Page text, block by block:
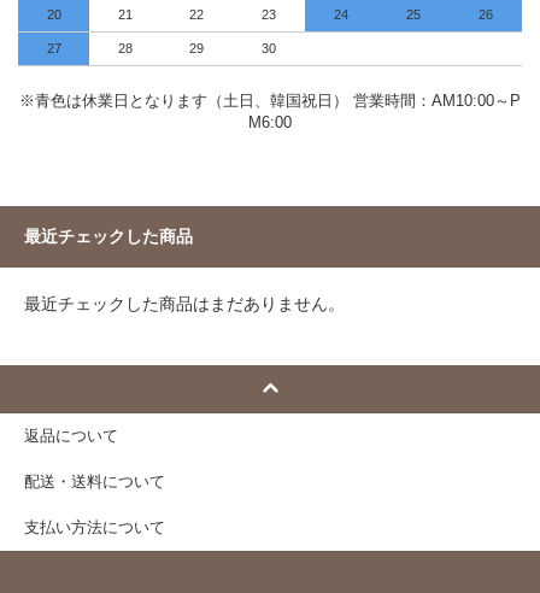
20 21 22 23 24 25 26
27 28 29 30
※青色は休業日となります（土日、韓国祝日） 営業時間：AM10:00～P
M6:00
最近チェックした商品
最近チェックした商品はまだありません。
返品について
配送・送料について
支払い方法について